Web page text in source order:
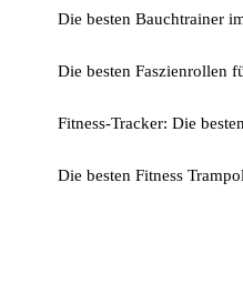
Die besten Bauchtrainer
Die besten Faszienrollen
Fitness-Tracker: Die
Die besten Fitness